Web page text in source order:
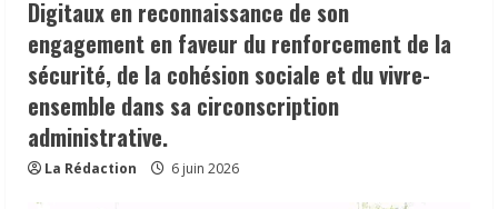
Digitaux en reconnaissance de son
engagement en faveur du renforcement de la
sécurité, de la cohésion sociale et du vivre-
ensemble dans sa circonscription
administrative.
La Rédaction 6 juin 2026